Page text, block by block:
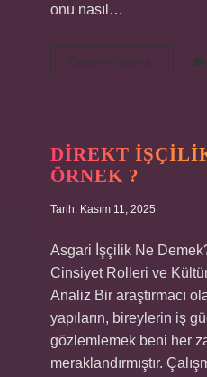
onu nasıl…
Devamını okuyun
değerli
DIREKT
ÖRNEK ?
Tarih: Kasım 11, 2025
Asgari İşçilik Ne
Cinsiyet Rolleri ve
Analiz Bir araştırmacı
yapıların, bireylerin iş
gözlemlemek beni her
meraklandırmıştır.